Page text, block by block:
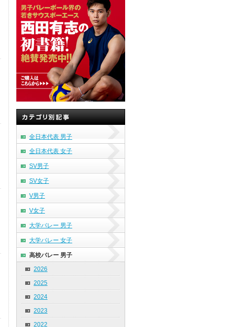
全日本代表 男子
全日本代表 女子
SV男子
SV女子
V男子
V女子
大学バレー 男子
大学バレー 女子
高校バレー 男子
2026
2025
2024
2023
2022